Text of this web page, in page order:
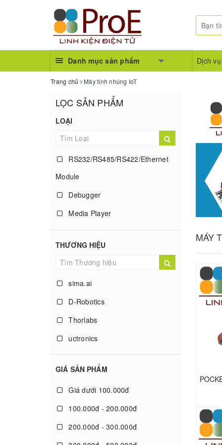
Danh mục sản phẩm Dịch
Trang chủ Máy tính nhúng IoT
LỌC SẢN PHẨM
LOẠI
RS232/RS485/RS422/Ethernet
Module
Debugger
Media Player
Freescale NXP
Máy tính nhúng
Ublox
Lora
ZigBee Module
Raspberry Pi 4
THƯƠNG HIỆU
sima.ai
D-Robotics
Thorlabs
uctronics
Yahboom
Hailo
Seeed Technology Limited
Luckfox
GIÁ SẢN PHẨM
Giá dưới 100.000đ
100.000đ - 200.000đ
200.000đ - 300.000đ
MÁY